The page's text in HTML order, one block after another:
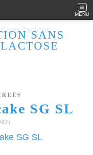
MENU
SANS
SG SL